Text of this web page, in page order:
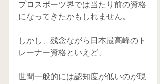
プロスポーツ界では当たり前の資格
になってきたかもしれません。
しかし、残念ながら日本最高峰のト
レーナー資格といえど、
世間一般的には認知度が低いのが現